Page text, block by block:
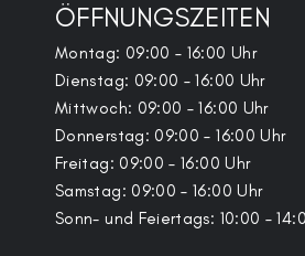
ÖFFNUNGSZEITEN
Montag: 09:00 – 16:00 Uhr
Dienstag: 09:00 – 16:00 Uhr
Mittwoch: 09:00 – 16:00 Uhr
Donnerstag: 09:00 – 16:00 Uhr
Freitag: 09:00 – 16:00 Uhr
Samstag: 09:00 – 16:00 Uhr
Sonn- und Feiertags: 10:00 –